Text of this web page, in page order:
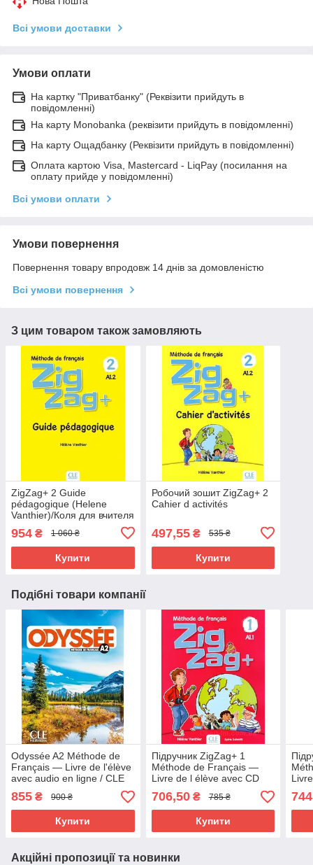
Всі умови доставки
Умови оплати
На картку "Приватбанку" (Реквізити прийдуть в
повідомленні)
На карту Monobanka (реквізити прийдуть в повідомленні)
На карту Ощадбанку (Реквізити прийдуть в повідомленні)
Оплата картою Visa, Mastercard - LiqPay (посилання на
оплату прийде у повідомленні)
Всі умови оплати
Умови повернення
Повернення товару впродовж 14 днів за домовленістю
Всі умови повернення
З цим товаром також замовляють
ZigZag+ 2 Guide
pédagogique (Helene
Vanthier)/Коля для вчителя
954 ₴ 1 060 ₴
Купити
Робочий зошит ZigZag+ 2
Cahier d activités
497,55₴ 535 ₴
Купити
Подібні товари компанії
Odyssée A2 Méthode de
Français — Livre de l'élève
avec audio en ligne / CLE
855 ₴ 900 ₴
Купити
Підручник ZigZag+ 1
Méthode de Français —
Livre de l élève avec CD
706,50₴ 785 ₴
Купити
744
Акційні пропозиції та новинки